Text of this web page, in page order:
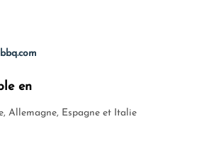
en
Allemagne, Espagne et Italie